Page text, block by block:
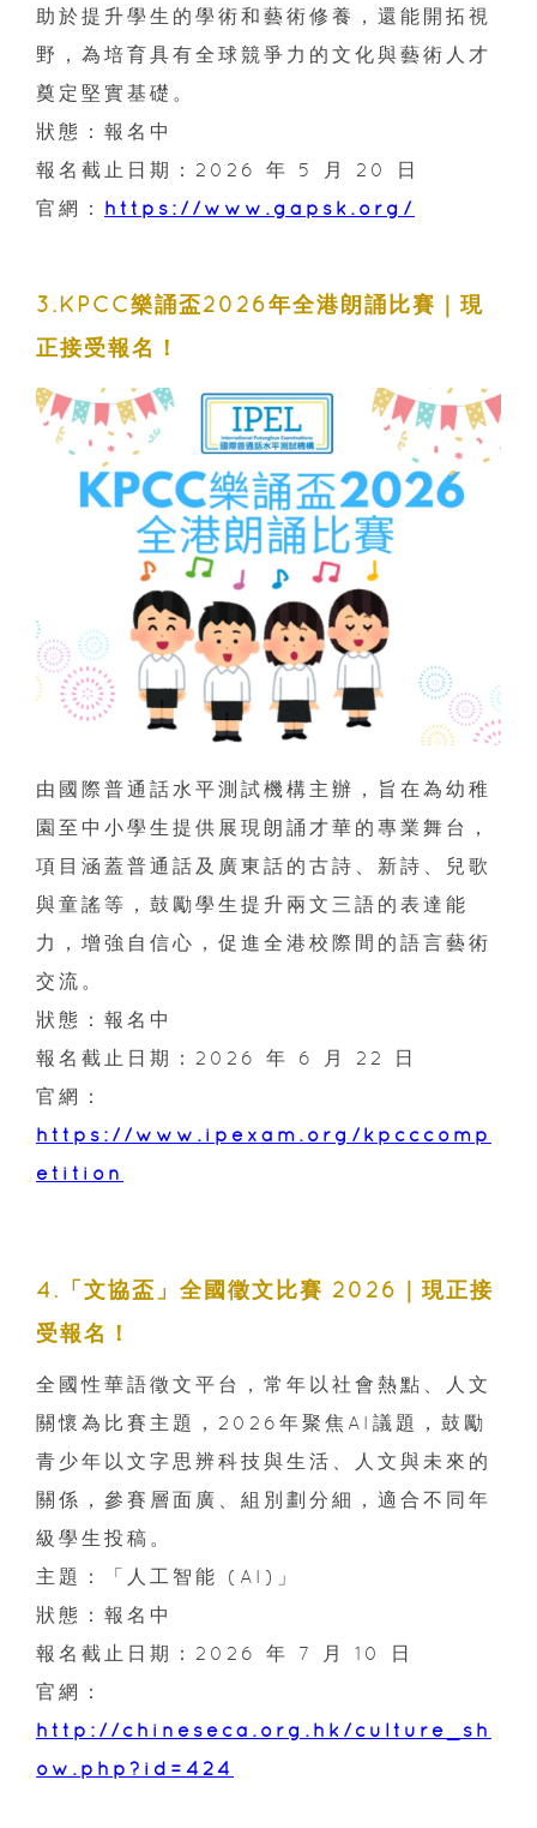
助於提升學生的學術和藝術修養，還能開拓視
野，為培育具有全球競爭力的文化與藝術人才
奠定堅實基礎。
狀態：報名中
報名截止日期：2026 年 5 月 20 日
官網： https://www.gapsk.org/
3.KPCC樂誦盃2026年全港朗誦比賽｜現
正接受報名！
由國際普通話水平測試機構主辦，旨在為幼稚
園至中小學生提供展現朗誦才華的專業舞台，
項目涵蓋普通話及廣東話的古詩、新詩、兒歌
與童謠等，鼓勵學生提升兩文三語的表達能
力，增強自信心，促進全港校際間的語言藝術
交流。
狀態：報名中
報名截止日期：2026 年 6 月 22 日
官網：
https://www.ipexam.org/kpcccomp
etition
4.「文協盃」全國徵文比賽 2026｜現正接
受報名！
全國性華語徵文平台，常年以社會熱點、人文
關懷為比賽主題，2026年聚焦AI議題，鼓勵
青少年以文字思辨科技與生活、人文與未來的
關係，參賽層面廣、組別劃分細，適合不同年
級學生投稿。
主題：「人工智能 (AI)」
狀態：報名中
報名截止日期：2026 年 7 月 10 日
官網：
http://chineseca.org.hk/culture_sh
ow.php?id=424